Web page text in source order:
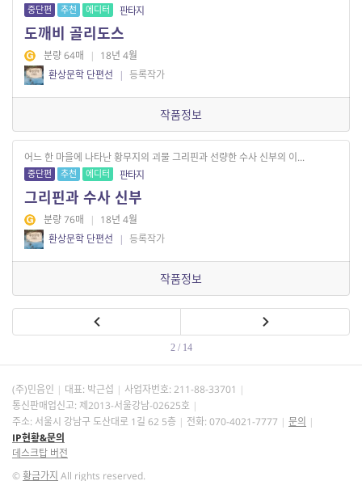
중단편 추천 에디터 판타지
도깨비 골리도스
분량 64매 | 18년 4월
환상문학 단편선
| 등록작가
작품정보
어느 한 마을에 나타난 황무지의 괴물 그리핀과 선량한 수사 신부의 이...
중단편 추천 에디터 판타지
그리핀과 수사 신부
분량 76매 | 18년 4월
환상문학 단편선
| 등록작가
작품정보
2 / 14
(주)민음인 대표: 박근섭 사업자번호: 211-88-33701
통신판매업신고: 제2013-서울강남-02625호
주소: 서울시 강남구 도산대로 1길 62 5층
전화: 070-4021-7777
문의
IP현황&문의
데스크탑 버전
©황금가지 All rights reserved.